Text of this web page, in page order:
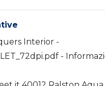
Interior -
-